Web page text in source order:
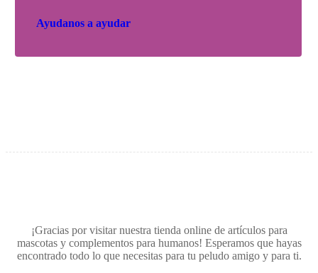
Ayudanos a ayudar
¡Gracias por visitar nuestra tienda online de artículos para
mascotas y complementos para humanos! Esperamos que hayas
encontrado todo lo que necesitas para tu peludo amigo y para ti.